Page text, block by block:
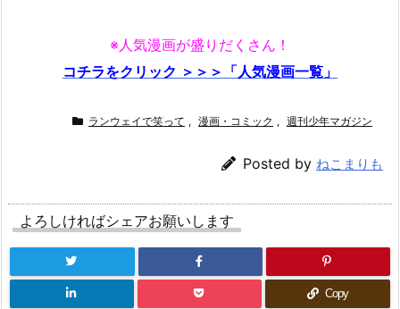
※人気漫画が盛りだくさん！
コチラをクリック ＞＞＞「人気漫画一覧」
ランウェイで笑って , 漫画・コミック , 週刊少年マガジン
Posted by ねこまりも
よろしければシェアお願いします
Copy